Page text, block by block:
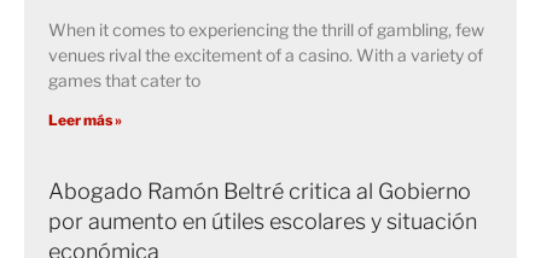
When it comes to experiencing the thrill of gambling, few
venues rival the excitement of a casino. With a variety of
games that cater to
Leer más »
Abogado Ramón Beltré critica al Gobierno
por aumento en útiles escolares y situación
económica